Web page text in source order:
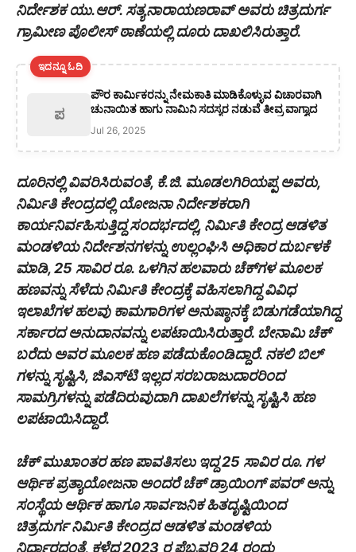
ನಿರ್ದೇಶಕ ಯು.ಆರ್. ಸತ್ಯನಾರಾಯಣರಾವ್ ಅವರು ಚಿತ್ರದುರ್ಗ
ಗ್ರಾಮೀಣ ಪೊಲೀಸ್ ಠಾಣೆಯಲ್ಲಿ ದೂರು ದಾಖಲಿಸಿರುತ್ತಾರೆ.
ಇದನ್ನೂ ಓದಿ
ಪ
ಪೌರ ಕಾರ್ಮಿಕರನ್ನು ನೇಮಕಾತಿ ಮಾಡಿಕೊಳ್ಳುವ ವಿಚಾರವಾಗಿ
ಚುನಾಯಿತ ಹಾಗು ನಾಮಿನಿ ಸದಸ್ಯರ ನಡುವೆ ತೀವ್ರ ವಾಗ್ವಾದ
Jul 26, 2025
ದೂರಿನಲ್ಲಿ ವಿವರಿಸಿರುವಂತೆ, ಕೆ.ಜಿ. ಮೂಡಲಗಿರಿಯಪ್ಪ ಅವರು,
ನಿರ್ಮಿತಿ ಕೇಂದ್ರದಲ್ಲಿ ಯೋಜನಾ ನಿರ್ದೇಶಕರಾಗಿ
ಕಾರ್ಯನಿರ್ವಹಿಸುತ್ತಿದ್ದ ಸಂದರ್ಭದಲ್ಲಿ, ನಿರ್ಮಿತಿ ಕೇಂದ್ರ ಆಡಳಿತ
ಮಂಡಳಿಯ ನಿರ್ದೇಶನಗಳನ್ನು ಉಲ್ಲಂಘಿಸಿ ಅಧಿಕಾರ ದುರ್ಬಳಕೆ
ಮಾಡಿ, 25 ಸಾವಿರ ರೂ. ಒಳಗಿನ ಹಲವಾರು ಚೆಕ್‍ಗಳ ಮೂಲಕ
ಹಣವನ್ನು ಸೆಳೆದು ನಿರ್ಮಿತಿ ಕೇಂದ್ರಕ್ಕೆ ವಹಿಸಲಾಗಿದ್ದ ವಿವಿಧ
ಇಲಾಖೆಗಳ ಹಲವು ಕಾಮಗಾರಿಗಳ ಅನುಷ್ಠಾನಕ್ಕೆ ಬಿಡುಗಡೆಯಾಗಿದ್ದ
ಸರ್ಕಾರದ ಅನುದಾನವನ್ನು ಲಪಟಾಯಿಸಿರುತ್ತಾರೆ. ಬೇನಾಮಿ ಚೆಕ್
ಬರೆದು ಅವರ ಮೂಲಕ ಹಣ ಪಡೆದುಕೊಂಡಿದ್ದಾರೆ. ನಕಲಿ ಬಿಲ್
ಗಳನ್ನು ಸೃಷ್ಟಿಸಿ, ಜಿಎಸ್‍ಟಿ ಇಲ್ಲದ ಸರಬರಾಜುದಾರರಿಂದ
ಸಾಮಗ್ರಿಗಳನ್ನು ಪಡೆದಿರುವುದಾಗಿ ದಾಖಲೆಗಳನ್ನು ಸೃಷ್ಟಿಸಿ ಹಣ
ಲಪಟಾಯಿಸಿದ್ದಾರೆ.
ಚೆಕ್ ಮುಖಾಂತರ ಹಣ ಪಾವತಿಸಲು ಇದ್ದ 25 ಸಾವಿರ ರೂ. ಗಳ
ಆರ್ಥಿಕ ಪ್ರತ್ಯಾಯೋಜನಾ ಅಂದರೆ ಚೆಕ್ ಡ್ರಾಯಿಂಗ್ ಪವರ್ ಅನ್ನು
ಸಂಸ್ಥೆಯ ಆರ್ಥಿಕ ಹಾಗೂ ಸಾರ್ವಜನಿಕ ಹಿತದೃಷ್ಟಿಯಿಂದ
ಚಿತ್ರದುರ್ಗ ನಿರ್ಮಿತಿ ಕೇಂದ್ರದ ಆಡಳಿತ ಮಂಡಳಿಯ
ನಿರ್ಧಾರದಂತೆ, ಕಳೆದ 2023 ರ ಫೆಬ್ರವರಿ 24 ರಂದು